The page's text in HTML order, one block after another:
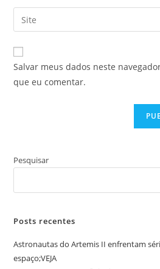
de
usuário
para
comentar
endereço
de
mail
para
comentar
Digite
o
URL
do
site
Salvar meus dados neste
que eu comentar.
Pesquisar
Posts recentes
Astronautas do Artemis II enfrentam
espaço;VEJA